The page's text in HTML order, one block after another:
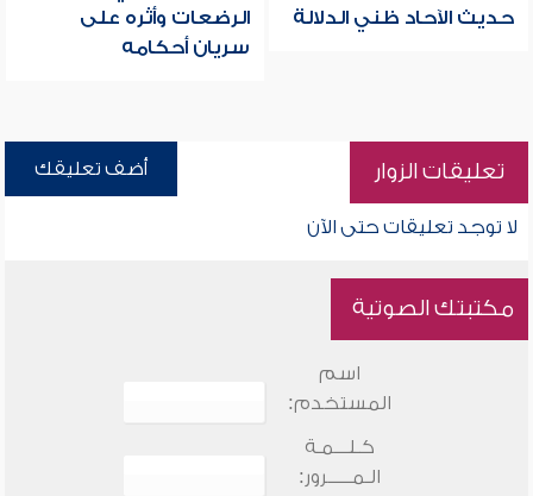
حديث الآحاد ظني الدلالة
الرضعات وأثره على
سريان أحكامه
تعليقات الزوار أضف تعليقك
لا توجد تعليقات حتى الآن
مكتبتك الصوتية
اسم
المستخدم:
كـلـــمـة
الـمـــــرور: